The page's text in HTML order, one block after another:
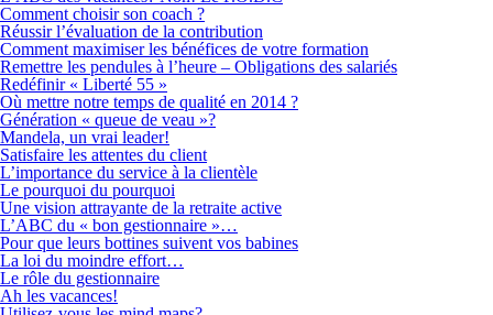
Comment choisir son coach ?
Réussir l’évaluation de la contribution
Comment maximiser les bénéfices de votre formation
Remettre les pendules à l’heure – Obligations des salariés
Redéfinir « Liberté 55 »
Où mettre notre temps de qualité en 2014 ?
Génération « queue de veau »?
Mandela, un vrai leader!
Satisfaire les attentes du client
L’importance du service à la clientèle
Le pourquoi du pourquoi
Une vision attrayante de la retraite active
L’ABC du « bon gestionnaire »…
Pour que leurs bottines suivent vos babines
La loi du moindre effort…
Le rôle du gestionnaire
Ah les vacances!